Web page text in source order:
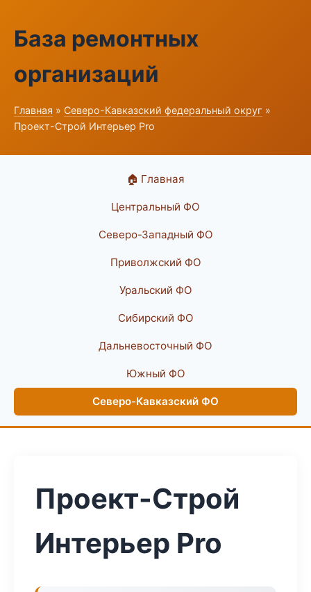
База ремонтных
организаций
Главная » Северо-Кавказский федеральный округ »
Проект-Строй Интерьер Pro
🏠 Главная
Центральный ФО
Северо-Западный ФО
Приволжский ФО
Уральский ФО
Сибирский ФО
Дальневосточный ФО
Южный ФО
Северо-Кавказский ФО
Проект-Строй
Интерьер Pro